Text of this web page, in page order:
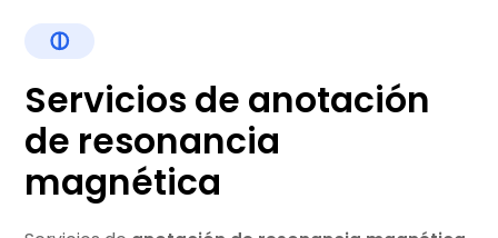
Servicios de anotación
de resonancia
magnética